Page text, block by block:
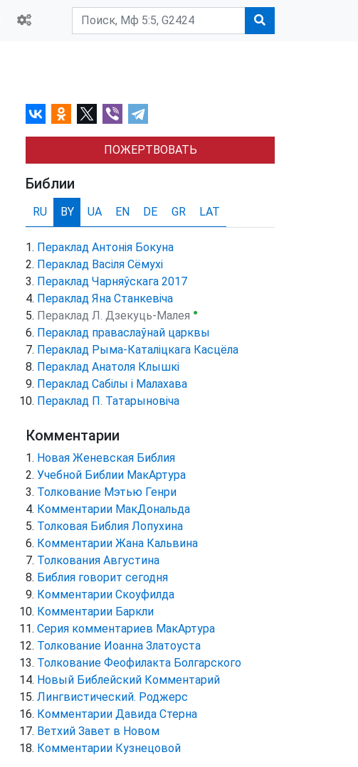
ПОЖЕРТВОВАТЬ
Библии
RU BY UA EN DE GR LAT
Пераклад Антонія Бокуна
Пераклад Васіля Сёмухі
Пераклад Чарняўскага 2017
Пераклад Яна Станкевіча
Пераклад Л. Дзекуць-Малея ●
Пераклад праваслаўнай царквы
Пераклад Рыма-Каталіцкага Касцёла
Пераклад Анатоля Клышкi
Пераклад Сабілы і Малахава
Пераклад П. Татарыновіча
Комментарии
Новая Женевская Библия
Учебной Библии МакАртура
Толкование Мэтью Генри
Комментарии МакДональда
Толковая Библия Лопухина
Комментарии Жана Кальвина
Толкования Августина
Библия говорит сегодня
Комментарии Скоуфилда
Комментарии Баркли
Серия комментариев МакАртура
Толкование Иоанна Златоуста
Толкование Феофилакта Болгарского
Новый Библейский Комментарий
Лингвистический. Роджерс
Комментарии Давида Стерна
Ветхий Завет в Новом
Комментарии Кузнецовой